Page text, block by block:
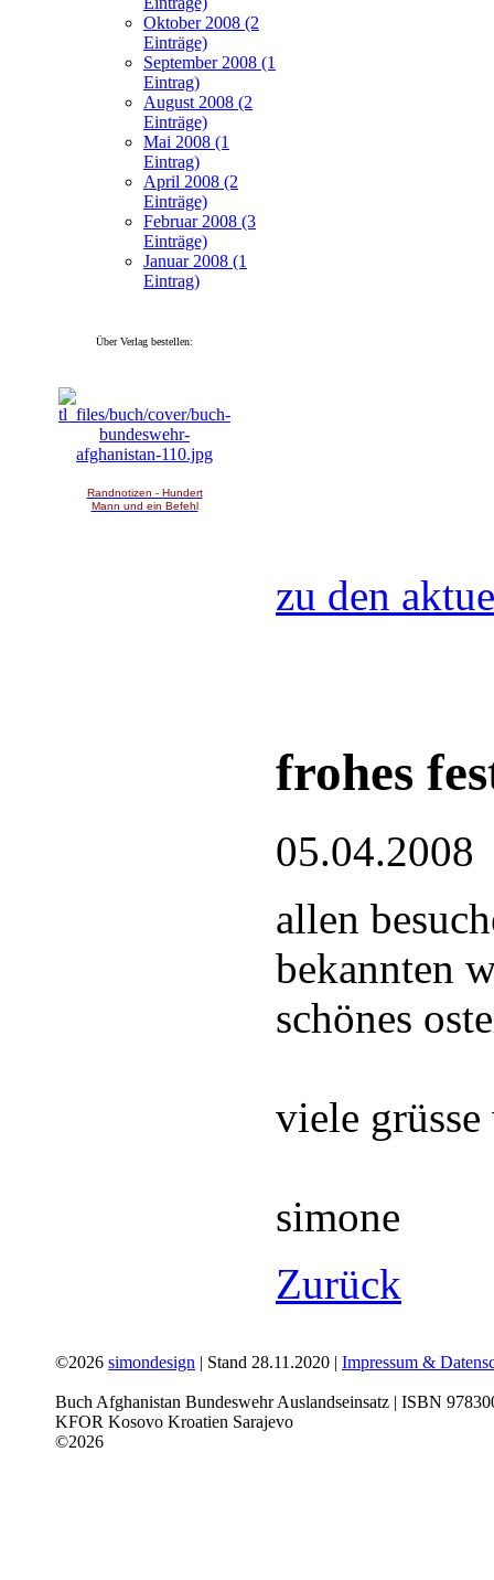
Oktober 2008 (2
Einträge)
September 2008 (1
Eintrag)
August 2008 (2
Einträge)
Mai 2008 (1
Eintrag)
April 2008 (2
Einträge)
Februar 2008 (3
Einträge)
Januar 2008 (1
Eintrag)
Über Verlag bestellen:
Randnotizen - Hundert
Mann und ein Befehl
zu den
frohes
05.04.2008
allen
bekannten
schönes
viele
simone
Zurück
©2026 simondesign | Stand 28.11.2020 | Impressum &
Buch Afghanistan Bundeswehr Auslandseinsatz | ISBN
KFOR Kosovo Kroatien Sarajevo
©2026